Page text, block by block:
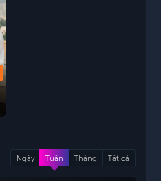
Ngày Tuần Tháng Tất cả